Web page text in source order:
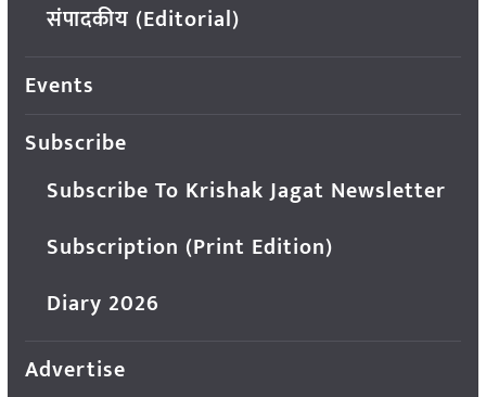
संपादकीय (Editorial)
Events
Subscribe
Subscribe To Krishak Jagat Newsletter
Subscription (Print Edition)
Diary 2026
Advertise